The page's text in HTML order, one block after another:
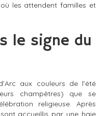
les attendent familles et
le signe du
aux couleurs de l’été
champêtres) que se
religieuse. Après
sont accueillis par une haie